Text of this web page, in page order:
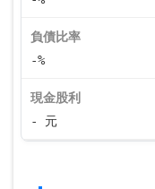
負債比率
-%
現金股利
- 元